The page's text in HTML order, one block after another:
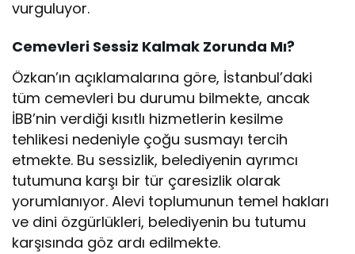
vurguluyor.
Cemevleri Sessiz Kalmak Zorunda Mı?
Özkan’ın açıklamalarına göre, İstanbul’daki
tüm cemevleri bu durumu bilmekte, ancak
İBB’nin verdiği kısıtlı hizmetlerin kesilme
tehlikesi nedeniyle çoğu susmayı tercih
etmekte. Bu sessizlik, belediyenin ayrımcı
tutumuna karşı bir tür çaresizlik olarak
yorumlanıyor. Alevi toplumunun temel hakları
ve dini özgürlükleri, belediyenin bu tutumu
karşısında göz ardı edilmekte.